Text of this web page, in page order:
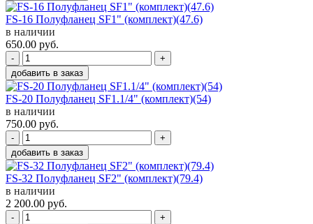
FS-16 Полуфланец SF1" (комплект)(47.6)
в наличии
650.00 руб.
-
+
добавить в заказ
FS-20 Полуфланец SF1.1/4" (комплект)(54)
в наличии
750.00 руб.
-
+
добавить в заказ
FS-32 Полуфланец SF2" (комплект)(79.4)
в наличии
2 200.00 руб.
-
+